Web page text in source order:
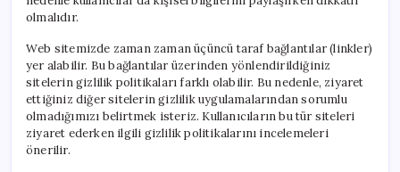
olmalıdır.
Web sitemizde zaman zaman üçüncü taraf bağlantılar (linkler)
yer alabilir. Bu bağlantılar üzerinden yönlendirildiğiniz
sitelerin gizlilik politikaları farklı olabilir. Bu nedenle, ziyaret
ettiğiniz diğer sitelerin gizlilik uygulamalarından sorumlu
olmadığımızı belirtmek isteriz. Kullanıcıların bu tür siteleri
ziyaret ederken ilgili gizlilik politikalarını incelemeleri
önerilir.